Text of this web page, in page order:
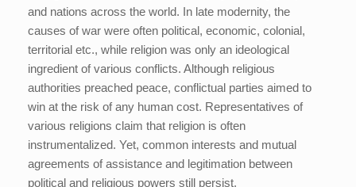
and nations across the world. In late modernity, the
causes of war were often political, economic, colonial,
territorial etc., while religion was only an ideological
ingredient of various conflicts. Although religious
authorities preached peace, conflictual parties aimed to
win at the risk of any human cost. Representatives of
various religions claim that religion is often
instrumentalized. Yet, common interests and mutual
agreements of assistance and legitimation between
political and religious powers still persist.